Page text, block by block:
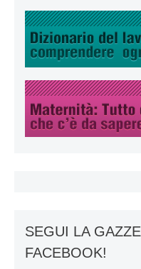
SEGUI LA
FACEBOOK!